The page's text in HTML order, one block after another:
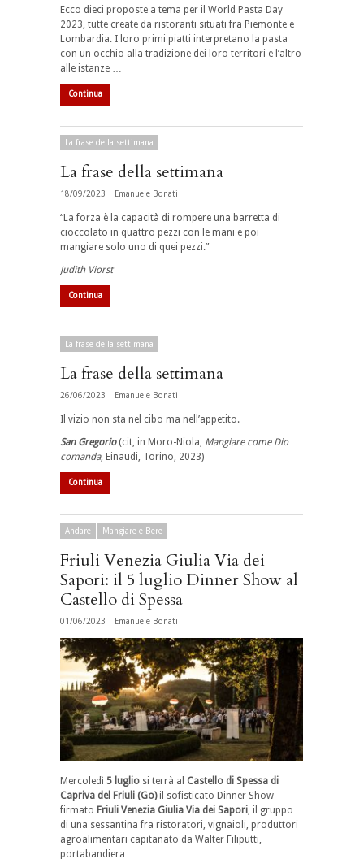
Ecco dieci proposte a tema per il World Pasta Day
2023, tutte create da ristoranti situati fra Piemonte e
Lombardia. I loro primi piatti interpretano la pasta
con un occhio alla tradizione dei loro territori e l’altro
alle istanze …
Continua
La frase della settimana
La frase della settimana
18/09/2023 | Emanuele Bonati
“La forza è la capacità di rompere una barretta di
cioccolato in quattro pezzi con le mani e poi
mangiare solo uno di quei pezzi.”
Judith Viorst
Continua
La frase della settimana
La frase della settimana
26/06/2023 | Emanuele Bonati
Il vizio non sta nel cibo ma nell’appetito.
San Gregorio (cit, in Moro-Niola, Mangiare come Dio
comanda, Einaudi, Torino, 2023)
Continua
Andare Mangiare e Bere
Friuli Venezia Giulia Via dei
Sapori: il 5 luglio Dinner Show al
Castello di Spessa
01/06/2023 | Emanuele Bonati
Mercoledì 5 luglio si terrà al Castello di Spessa di
Capriva del Friuli (Go)il sofisticato Dinner Show
firmato Friuli Venezia Giulia Via dei Sapori, il gruppo
di una sessantina fra ristoratori, vignaioli, produttori
agroalimentari capitanato da Walter Filiputti,
portabandiera …